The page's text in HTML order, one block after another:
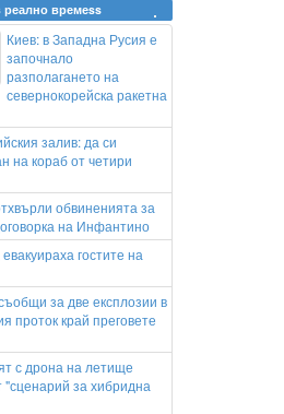
времеss
Киев: в Западна Русия е
започнало
разполагането на
севернокорейска ракетна
залив: да си
на кораб от четири
обвиненията за
на Инфантино
гостите на
за две експлозии в
проток край преговете
с дрона на летище
"сценарий за хибридна